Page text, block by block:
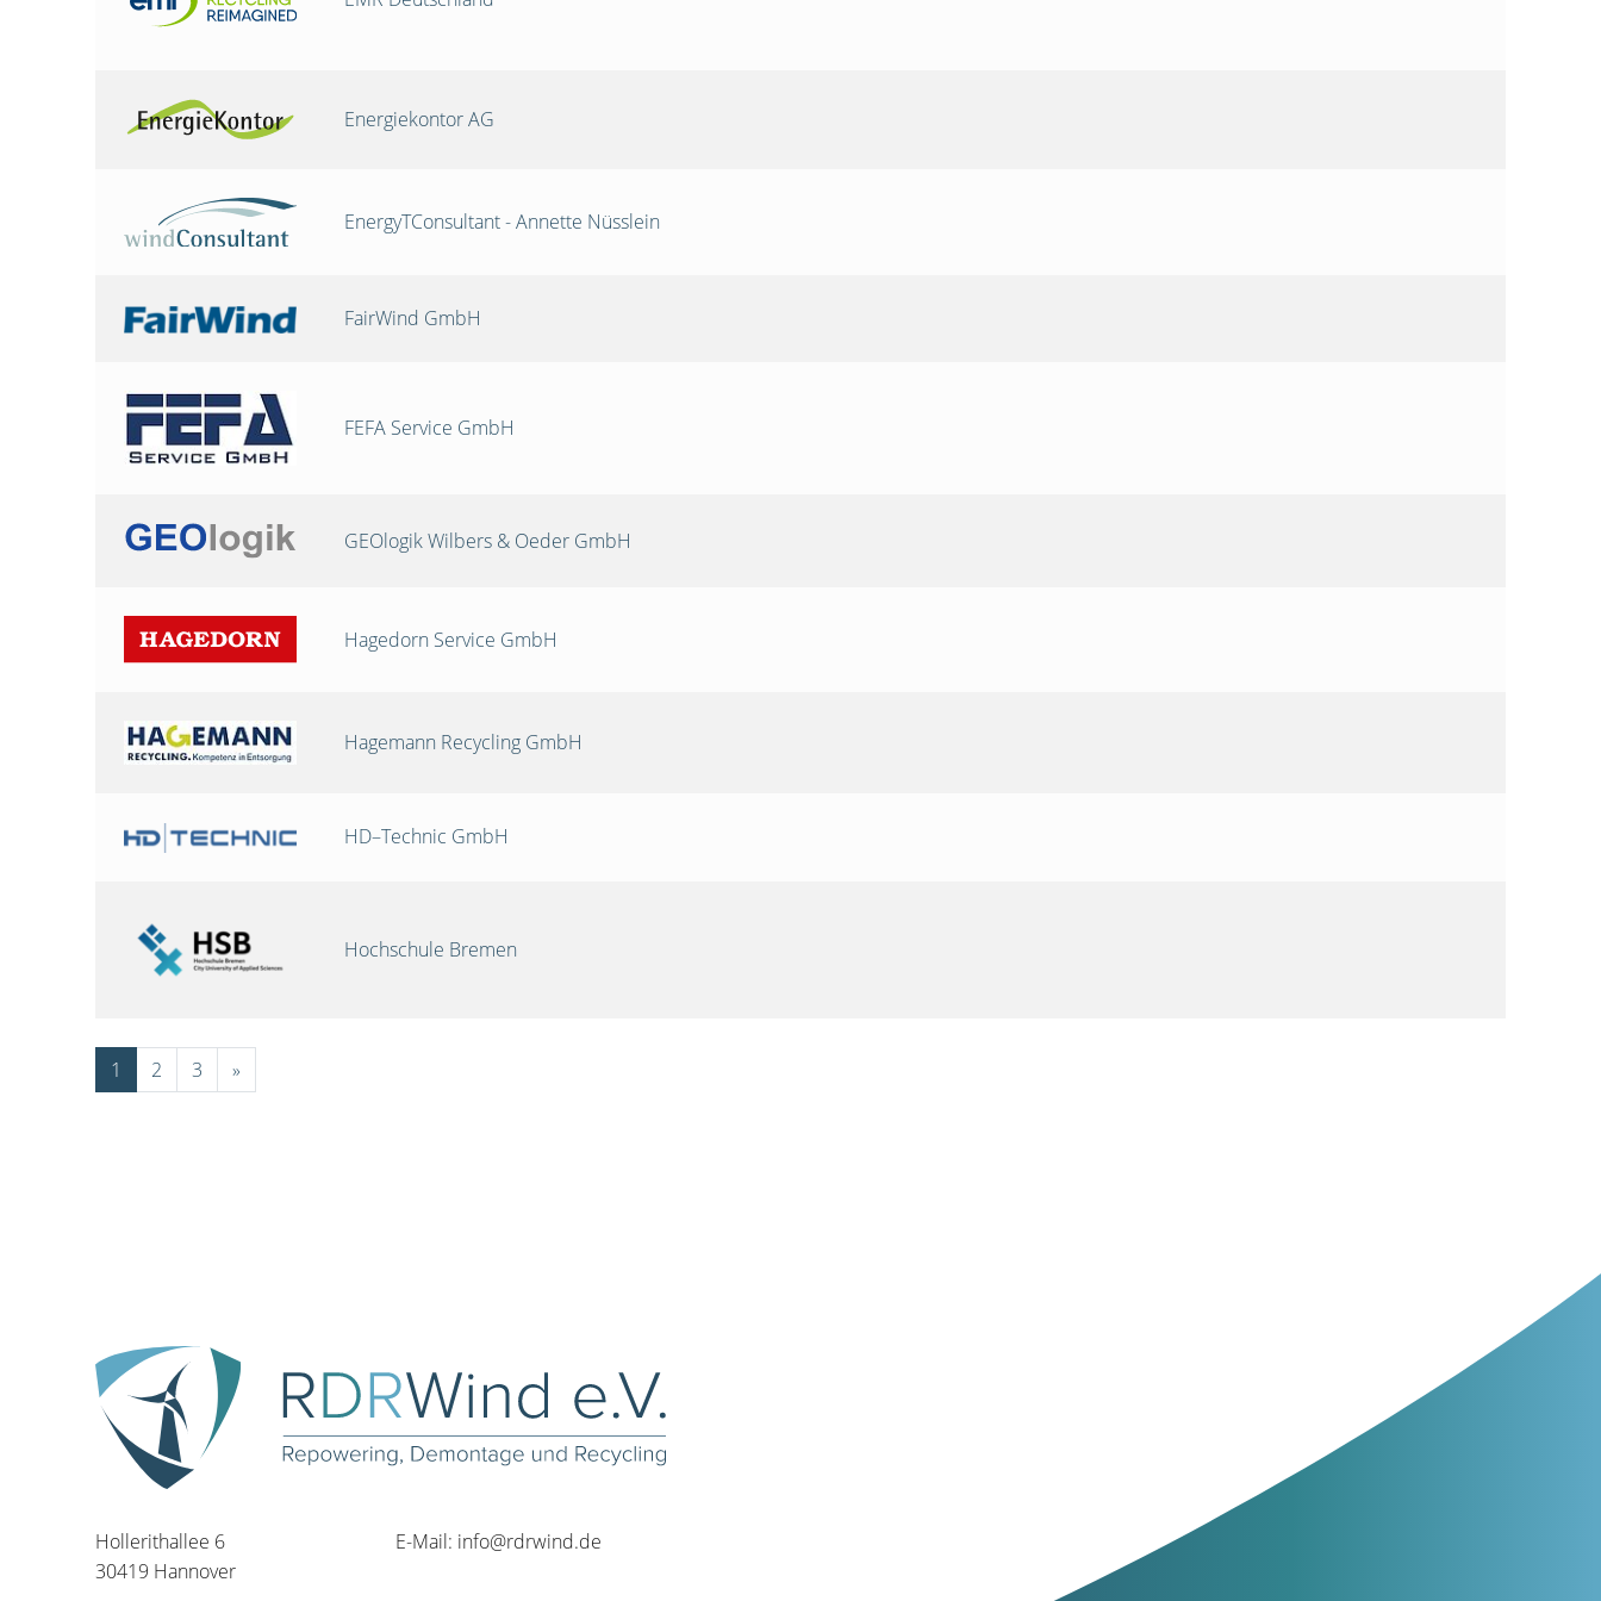
Energiekontor AG
EnergyTConsultant - Annette Nüsslein
FairWind GmbH
FEFA Service GmbH
GEOlogik Wilbers & Oeder GmbH
Hagedorn Service GmbH
Hagemann Recycling GmbH
HD–Technic GmbH
Hochschule Bremen
1 2 3 »
Hollerithallee 6
30419 Hannover
E-Mail: info@rdrwind.de